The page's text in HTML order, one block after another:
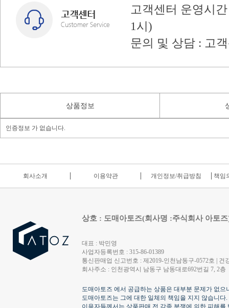
고객센터 운영시
1시)
문의 및 상담 : 고
상품정보
인증정보 가 없습니다.
회사소개 이용약관 개인정보/취급방침 책임
상호 : 도매아토즈(회사명 :주식회사 아토
대표 : 박민영
사업자등록번호 : 315-86-01389
통신판매업 신고번호 : 제2019-인천남동구-0572호 | 건
회사주소 : 인천광역시 남동구 남동대로692번길 7, 2층
도매아토즈 에서 공급하는 상품은 대부분 문제가 없
도매아토즈는 그에 대한 일체의 책임을 지지 않습니다.
이용자들께서는 상품판매 전 각종 분쟁에 의한 피해